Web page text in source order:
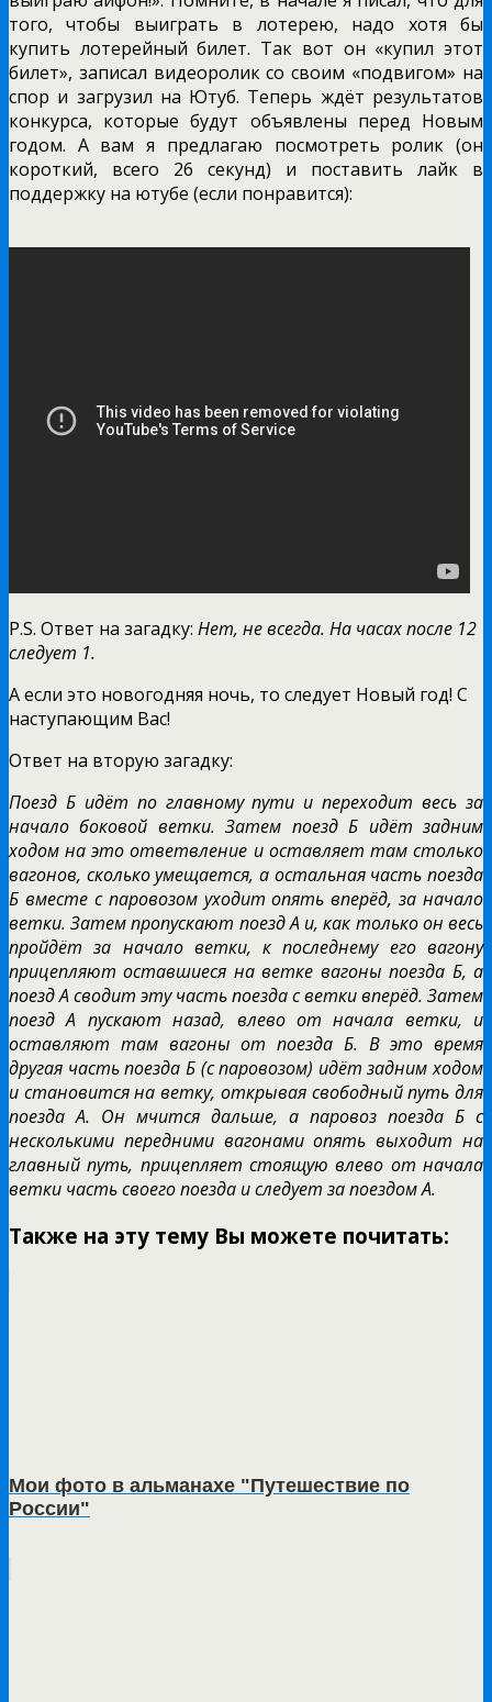
того, чтобы выиграть в лотерею, надо хотя бы
купить лотерейный билет. Так вот он «купил этот
билет», записал видеоролик со своим «подвигом» на
спор и загрузил на Ютуб. Теперь ждёт результатов
конкурса, которые будут объявлены перед Новым
годом. А вам я предлагаю посмотреть ролик (он
короткий, всего 26 секунд) и поставить лайк в
поддержку на ютубе (если понравится):
P.S. Ответ на загадку: Нет, не всегда. На часах после 12
следует 1.
А если это новогодняя ночь, то следует Новый год! С
наступающим Вас!
Ответ на вторую загадку:
Поезд Б идёт по главному пути и переходит весь за
начало боковой ветки. Затем поезд Б идёт задним
ходом на это ответвление и оставляет там столько
вагонов, сколько умещается, а остальная часть поезда
Б вместе с паровозом уходит опять вперёд, за начало
ветки. Затем пропускают поезд А и, как только он весь
пройдёт за начало ветки, к последнему его вагону
прицепляют оставшиеся на ветке вагоны поезда Б, а
поезд А сводит эту часть поезда с ветки вперёд. Затем
поезд А пускают назад, влево от начала ветки, и
оставляют там вагоны от поезда Б. В это время
другая часть поезда Б (с паровозом) идёт задним ходом
и становится на ветку, открывая свободный путь для
поезда А. Он мчится дальше, а паровоз поезда Б с
несколькими передними вагонами опять выходит на
главный путь, прицепляет стоящую влево от начала
ветки часть своего поезда и следует за поездом А.
Также на эту тему Вы можете почитать:
Мои фото в альманахе "Путешествие по
России"